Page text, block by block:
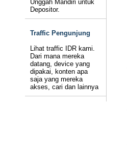
Unggah Mandiri untuk
Depositor.
Traffic Pengunjung
Lihat traffic IDR kami.
Dari mana mereka
datang, device yang
dipakai, konten apa
saja yang mereka
akses, cari dan lainnya